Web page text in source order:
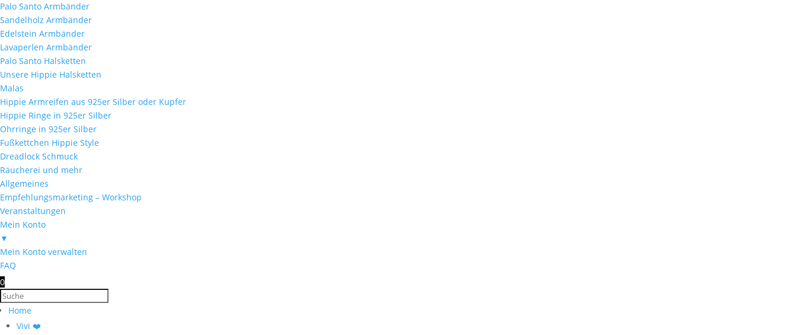
Palo Santo Armbänder
Sandelholz Armbänder
Edelstein Armbänder
Lavaperlen Armbänder
Palo Santo Halsketten
Unsere Hippie Halsketten
Malas
Hippie Armreifen aus 925er Silber oder Kupfer
Hippie Ringe in 925er Silber
Ohrringe in 925er Silber
Fußkettchen Hippie Style
Dreadlock Schmuck
Räucherei und mehr
Allgemeines
Empfehlungsmarketing – Workshop
Veranstaltungen
Mein Konto
▼
Mein Konto verwalten
FAQ
0
Home
Vivi ❤️